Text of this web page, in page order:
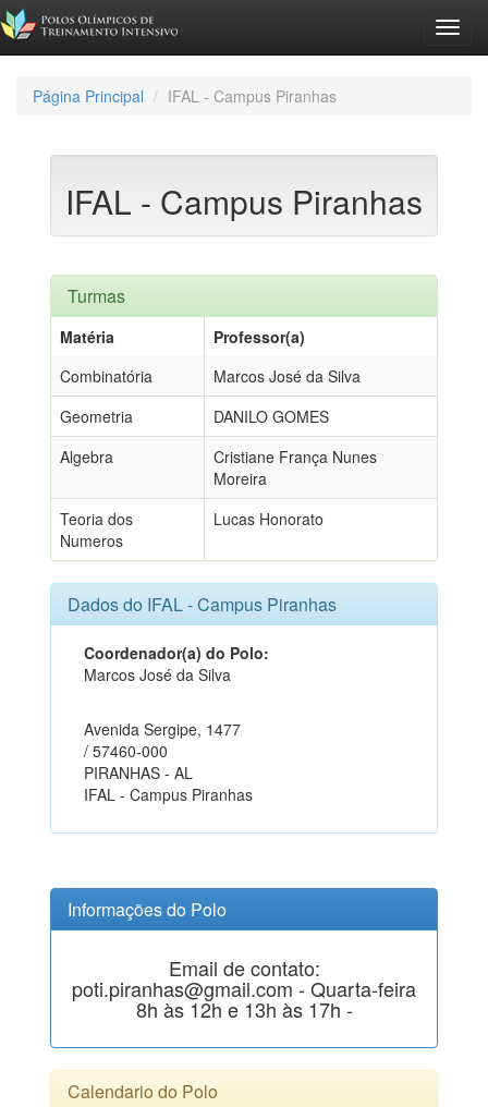
Página Principal IFAL - Campus Piranhas
IFAL - Campus Piranhas
Turmas
Matéria
Professor(a)
Combinatória
Marcos José da Silva
Geometria
DANILO GOMES
Algebra
Cristiane França Nunes
Moreira
Teoria dos
Numeros
Lucas Honorato
Dados do IFAL - Campus Piranhas
Coordenador(a) do Polo:
Marcos José da Silva
Avenida Sergipe, 1477
/ 57460-000
PIRANHAS - AL
IFAL - Campus Piranhas
Informações do Polo
Email de contato:
poti.piranhas@gmail.com - Quarta-feira
8h às 12h e 13h às 17h -
Calendario do Polo